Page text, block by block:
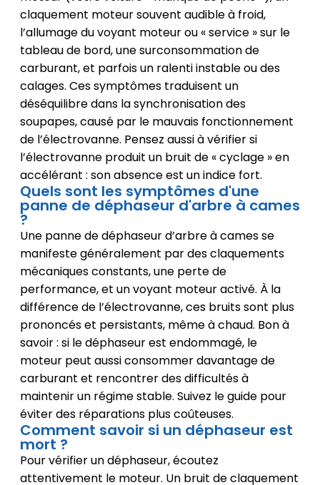
claquement moteur souvent audible à froid,
l’allumage du voyant moteur ou « service » sur le
tableau de bord, une surconsommation de
carburant, et parfois un ralenti instable ou des
calages. Ces symptômes traduisent un
déséquilibre dans la synchronisation des
soupapes, causé par le mauvais fonctionnement
de l’électrovanne. Pensez aussi à vérifier si
l’électrovanne produit un bruit de « cyclage » en
accélérant : son absence est un indice fort.
Quels sont les symptômes d'une
panne de déphaseur d'arbre à cames
?
Une panne de déphaseur d’arbre à cames se
manifeste généralement par des claquements
mécaniques constants, une perte de
performance, et un voyant moteur activé. À la
différence de l’électrovanne, ces bruits sont plus
prononcés et persistants, même à chaud. Bon à
savoir : si le déphaseur est endommagé, le
moteur peut aussi consommer davantage de
carburant et rencontrer des difficultés à
maintenir un régime stable. Suivez le guide pour
éviter des réparations plus coûteuses.
Comment savoir si un déphaseur est
mort ?
Pour vérifier un déphaseur, écoutez
attentivement le moteur. Un bruit de claquement